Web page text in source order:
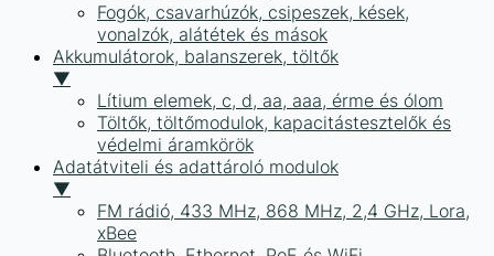
Fogók, csavarhúzók, csipeszek, kések,
vonalzók, alátétek és mások
Akkumulátorok, balanszerek, töltők
▼
Lítium elemek, c, d, aa, aaa, érme és ólom
Töltők, töltőmodulok, kapacitástesztelők és
védelmi áramkörök
Adatátviteli és adattároló modulok
▼
FM rádió, 433 MHz, 868 MHz, 2,4 GHz, Lora,
xBee